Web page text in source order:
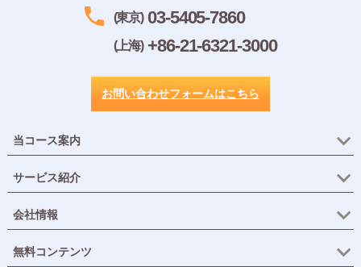
(東京)03-5405-7860
(上海)+86-21-6321-3000
お問い合わせフォームはこちら
当コース案内
サービス紹介
会社情報
無料コンテンツ